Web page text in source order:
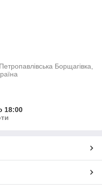
Борщагівка,
18:00